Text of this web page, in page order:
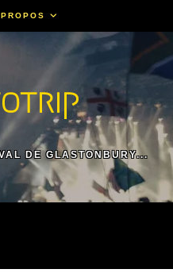
DE GLASTONBURY...